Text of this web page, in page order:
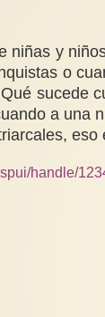
niñas y
o
sucede
a una
eso
handle/